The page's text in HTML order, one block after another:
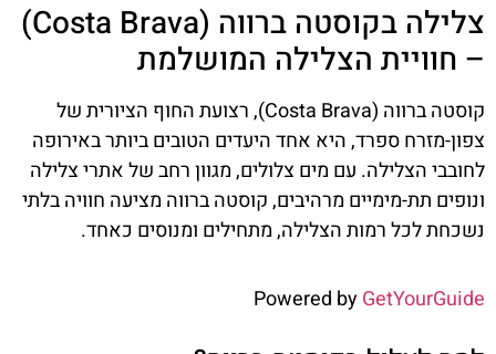
צלילה בקוסטה ברווה (Costa Brava)
– חוויית הצלילה המושלמת
קוסטה ברווה (Costa Brava), רצועת החוף הציורית של
צפון-מזרח ספרד, היא אחד היעדים הטובים ביותר באירופה
לחובבי הצלילה. עם מים צלולים, מגוון רחב של אתרי צלילה
ונופים תת-מימיים מרהיבים, קוסטה ברווה מציעה חוויה בלתי
נשכחת לכל רמות הצלילה, מתחילים ומנוסים כאחד.
Powered byGetYourGuide